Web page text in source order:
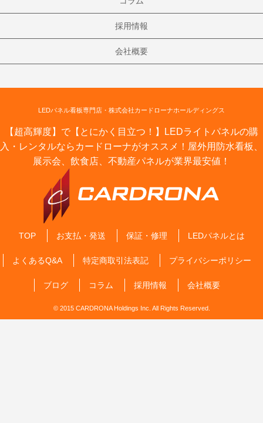
採用情報
会社概要
LEDパネル看板専門店・株式会社カードローナホールディングス
【超高輝度】で【とにかく目立つ！】LEDライトパネルの購
入・レンタルならカードローナがオススメ！屋外用防水看板、
展示会、飲食店、不動産パネルが業界最安値！
TOP お支払・発送 保証・修理 LEDパネルとは
よくあるQ&A 特定商取引法表記 プライバシーポリシー
ブログ コラム 採用情報 会社概要
© 2015 CARDRONA Holdings Inc. All Rights Reserved.